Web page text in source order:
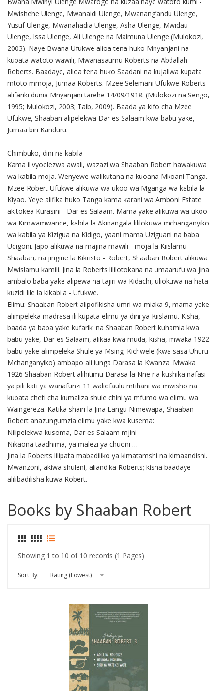
Mwishehe Ulenge, Mwanaidi Ulenge, Mwanang’andu Ulenge,
Yusuf Ulenge, Mwanahadia Ulenge, Asha Ulenge, Mwidau
Ulenge, Issa Ulenge, Ali Ulenge na Maimuna Ulenge (Mulokozi,
2003). Naye Bwana Ufukwe alioa tena huko Mnyanjani na
kupata watoto wawili, Mwanasaumu Roberts na Abdallah
Roberts. Baadaye, alioa tena huko Saadani na kujaliwa kupata
mtoto mmoja, Jumaa Roberts. Mzee Selemani Ufukwe Roberts
alifariki dunia Mnyanjani tarehe 14/09/1918. (Mulokozi na Sengo,
1995; Mulokozi, 2003; Taib, 2009). Baada ya kifo cha Mzee
Ufukwe, Shaaban alipelekwa Dar es Salaam kwa babu yake,
Jumaa bin Kanduru.
Chimbuko, dini na kabila
Kama ilivyoelezwa awali, wazazi wa Shaaban Robert hawakuwa
wa kabila moja. Wenyewe walikutana na kuoana Mkoani Tanga.
Mzee Robert Ufukwe alikuwa wa ukoo wa Mganga wa kabila la
Kiyao. Yeye alifika huko Tanga kama karani wa Amboni Estate
akitokea Kurasini - Dar es Salaam. Mama yake alikuwa wa ukoo
wa Kimwamwande, kabila la Akinangala lililokuwa mchanganyiko
wa kabila ya Kizigua na Kidigo, yaani mama Uziguani na baba
Udigoni. Japo alikuwa na majina mawili - moja la Kiislamu -
Shaaban, na jingine la Kikristo - Robert, Shaaban Robert alikuwa
Mwislamu kamili. Jina la Roberts lililotokana na umaarufu wa jina
ambalo baba yake alipewa na tajiri wa Kidachi, uliokuwa na hata
kuzidi lile la kikabila - Ufukwe.
Elimu: Shaaban Robert alipofikisha umri wa miaka 9, mama yake
alimpeleka madrasa ili kupata elimu ya dini ya Kiislamu. Kisha,
baada ya baba yake kufariki na Shaaban Robert kuhamia kwa
babu yake, Dar es Salaam, alikaa kwa muda, kisha, mwaka 1922
babu yake alimpeleka Shule ya Msingi Kichwele (kwa sasa Uhuru
Mchanganyiko) ambapo alijiunga Darasa la Kwanza. Mwaka
1926 Shaaban Robert alihitimu Darasa la Nne na kushika nafasi
ya pili kati ya wanafunzi 11 waliofaulu mtihani wa mwisho na
kupata cheti cha kumaliza shule chini ya mfumo wa elimu wa
Waingereza. Katika shairi la Jina Langu Nimewapa, Shaaban
Robert anazungumzia elimu yake kwa kusema:
Nilipelekwa kusoma, Dar es Salaam mjini
Nikaona taadhima, ya malezi ya chuoni …
Jina la Roberts lilipata mabadiliko ya kimatamshi na kimaandishi.
Mwanzoni, akiwa shuleni, aliandika Roberts; kisha baadaye
alilibadilisha kuwa Robert.
Books by Shaaban Robert
Showing 1 to 10 of 10 records (1 Pages)
Sort By: Rating (Lowest)